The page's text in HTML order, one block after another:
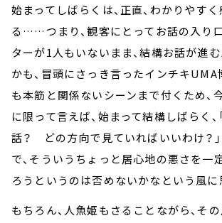
始まってしばらくは、正直、わかりやす
る……つまり、観客にとってお話の入り
ターが1人もいないまま、結構お話が進
かも、冒頭にさっき言ったインチキUMA
も本筋と関係ないシーンまで付くため、
に限って言えば、始まって結構しばらく、
話？ どの方向で見ていればいいわけ？
で、そういうちょっと居心地の悪さを一
ろうというのは否めないかなという風に
もちろん、人魚姫もさることながら、そ